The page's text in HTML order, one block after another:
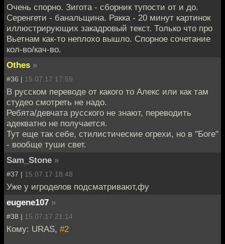
Очень спорно. Зигота - сборник тупости от и до.
Серенгети - банальщина. Ракка - 20 минут картинок
иллюстрирующих закадровый текст. Только что про
Вьетнам как-то неплохо вышло. Спорное сочетание
кол-во/кач-во.
Othes »
#36 | 15.07.17 17:59
В русском переводе от какого то Алекс или как там
студео смотреть не надо.
Ребята/девчата русского не знают, переводить
адекватно не получается.
Тут еще так себе, стилистические огрехи, но в "Боге"
- вообще туши свет.
Sam_Stone »
#37 | 15.07.17 18:48
Уже у игроделов подсматривают,фу
eugene107 »
#38 | 15.07.17 21:14
Кому: URAS, #2